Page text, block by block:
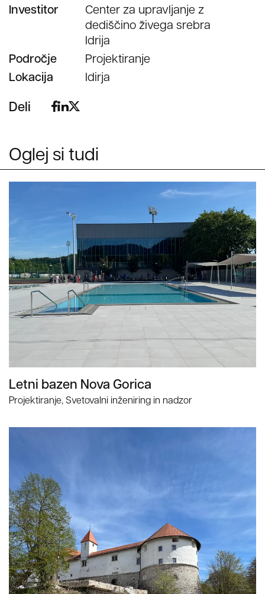
Investitor
Center za upravljanje z
dediščino živega srebra
Idrija
Področje
Projektiranje
Lokacija
Idirja
Deli
Oglej si tudi
Letni bazen Nova Gorica
Projektiranje, Svetovalni inženiring in nadzor